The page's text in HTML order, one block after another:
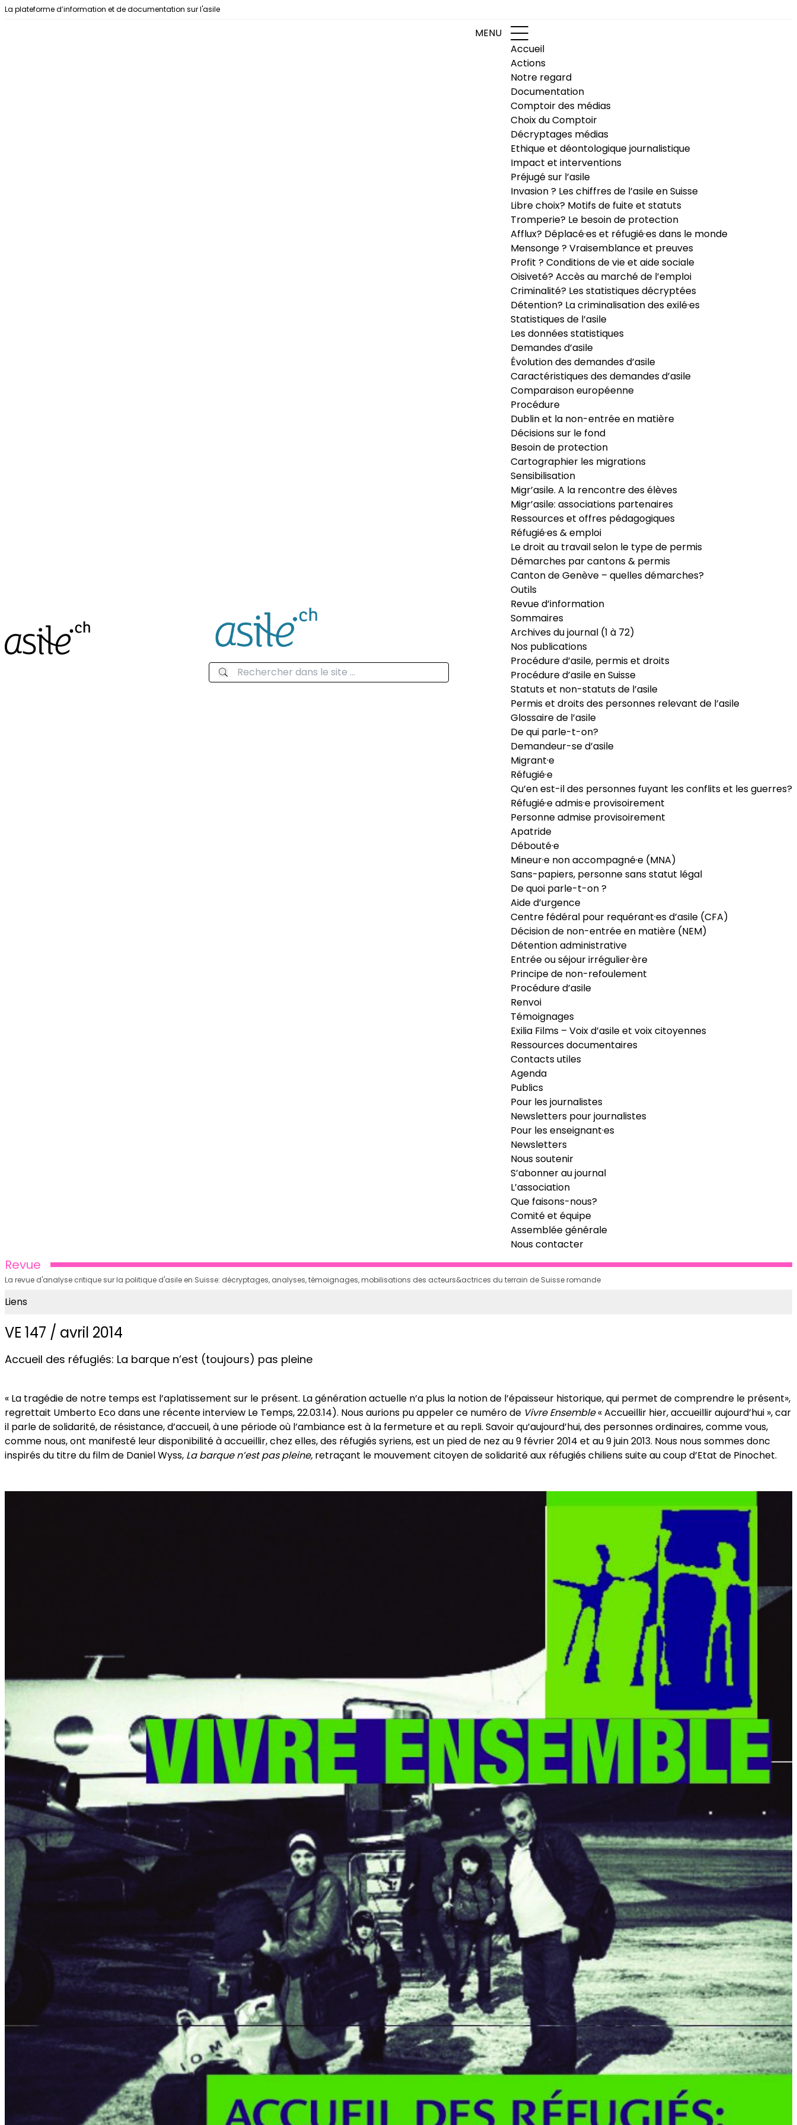
Aller au contenu
La plateforme d’information et de documentation sur l'asile
MENU
Accueil
Actions
Notre regard
Documentation
Comptoir des médias
Choix du Comptoir
Décryptages médias
Ethique et déontologique journalistique
Impact et interventions
Préjugé sur l’asile
Invasion ? Les chiffres de l’asile en Suisse
Libre choix? Motifs de fuite et statuts
Tromperie? Le besoin de protection
Afflux? Déplacé·es et réfugié·es dans le monde
Mensonge ? Vraisemblance et preuves
Profit ? Conditions de vie et aide sociale
Oisiveté? Accès au marché de l’emploi
Criminalité? Les statistiques décryptées
Détention? La criminalisation des exilé·es
Statistiques de l’asile
Les données statistiques
Demandes d’asile
Évolution des demandes d’asile
Caractéristiques des demandes d’asile
Comparaison européenne
Procédure
Dublin et la non-entrée en matière
Décisions sur le fond
Besoin de protection
Cartographier les migrations
Sensibilisation
Migr’asile. A la rencontre des élèves
Migr’asile: associations partenaires
Ressources et offres pédagogiques
Réfugié·es & emploi
Le droit au travail selon le type de permis
Démarches par cantons & permis
Canton de Genève – quelles démarches?
Outils
Revue d’information
Sommaires
Archives du journal (1 à 72)
Nos publications
Procédure d’asile, permis et droits
Procédure d’asile en Suisse
Statuts et non-statuts de l’asile
Permis et droits des personnes relevant de l’asile
Glossaire de l’asile
De qui parle-t-on?
Demandeur-se d’asile
Migrant·e
Réfugié·e
Qu’en est-il des personnes fuyant les conflits et les guerres?
Réfugié·e admis·e provisoirement
Personne admise provisoirement
Apatride
Débouté·e
Mineur·e non accompagné·e (MNA)
Sans-papiers, personne sans statut légal
De quoi parle-t-on ?
Aide d’urgence
Centre fédéral pour requérant·es d’asile (CFA)
Décision de non-entrée en matière (NEM)
Détention administrative
Entrée ou séjour irrégulier·ère
Principe de non-refoulement
Procédure d’asile
Renvoi
Témoignages
Exilia Films – Voix d’asile et voix citoyennes
Ressources documentaires
Contacts utiles
Agenda
Publics
Pour les journalistes
Newsletters pour journalistes
Pour les enseignant·es
Newsletters
Nous soutenir
S’abonner au journal
L’association
Que faisons-nous?
Comité et équipe
Assemblée générale
Nous contacter
Revue
La revue d'analyse critique sur la politique d'asile en Suisse: décryptages, analyses, témoignages, mobilisations des acteurs&actrices du terrain de Suisse romande
Liens
VE 147 / avril 2014
Accueil des réfugiés: La barque n’est (toujours) pas pleine
« La tragédie de notre temps est l’aplatissement sur le présent. La génération actuelle n’a plus la notion de l’épaisseur historique, qui permet de comprendre le présent»,
regrettait Umberto Eco dans une récente interview Le Temps, 22.03.14). Nous aurions pu appeler ce numéro de Vivre Ensemble« Accueillir hier, accueillir aujourd’hui », car
il parle de solidarité, de résistance, d’accueil, à une période où l’ambiance est à la fermeture et au repli. Savoir qu’aujourd’hui, des personnes ordinaires, comme vous,
comme nous, ont manifesté leur disponibilité à accueillir, chez elles, des réfugiés syriens, est un pied de nez au 9 février 2014 et au 9 juin 2013. Nous nous sommes donc
inspirés du titre du film de Daniel Wyss, La barque n’est pas pleine, retraçant le mouvement citoyen de solidarité aux réfugiés chiliens suite au coup d’Etat de Pinochet.